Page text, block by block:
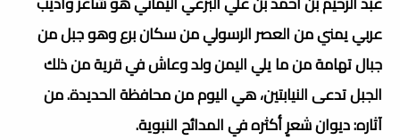
عربي يمني من العصر الرسولي من سكان برع وهو جبل من
جبال تهامة من ما يلي اليمن ولد وعاش في قرية من ذلك
الجبل تدعى النيابتين، هي اليوم من محافظة الحديدة. من
آثاره: ديوان شعرٍ أكثره في المدائح النبوية.